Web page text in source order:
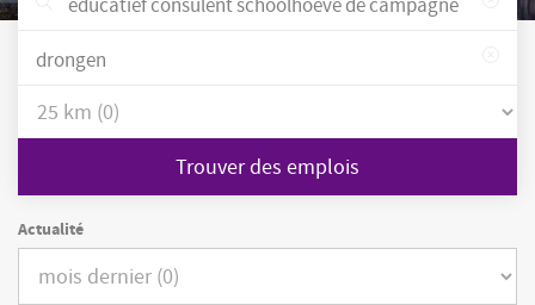
Trouver des emplois
Actualité